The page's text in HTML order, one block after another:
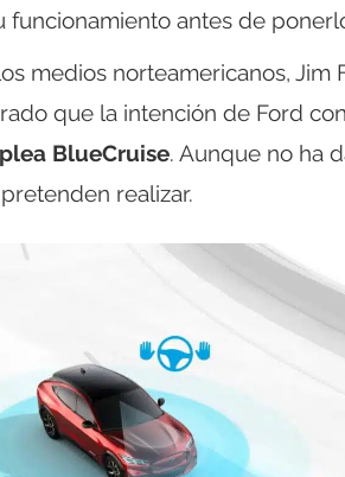
antes de
medios norteamericanos, Jim
que la intención de Ford
BlueCruise. Aunque no ha
realizar.